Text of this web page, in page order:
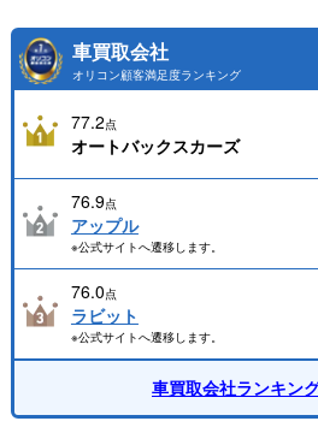
車買取会社
オリコン顧客満足度ランキング
77.2点
オートバックスカーズ
76.9点
アップル
※公式サイトへ遷移します。
76.0点
ラビット
※公式サイトへ遷移します。
車買取会社ランキン